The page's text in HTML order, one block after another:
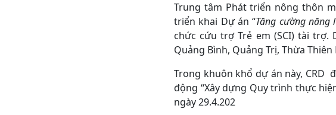
Trung tâm Phát triển nông thôn
triển khai Dự án “Tăng cường năng
chức cứu trợ Trẻ em (SCI) tài
Quảng Bình, Quảng Trị, Thừa
Trong khuôn khổ dự án này, CRD
động “Xây dựng Quy trình thực
ngày 29.4.202